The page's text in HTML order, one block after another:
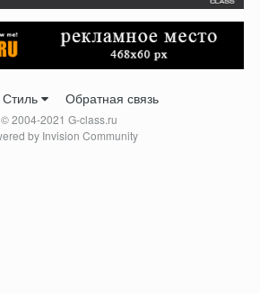
Стиль Обратная связь
© 2004-2021 G-class.ru
by Invision Community